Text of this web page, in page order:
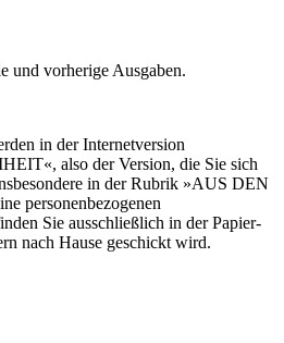
und vorherige Ausgaben.
in der Internetversion
also der Version, die Sie sich
in der Rubrik »AUS DEN
personenbezogenen
Sie ausschließlich in der Papier-
nach Hause geschickt wird.